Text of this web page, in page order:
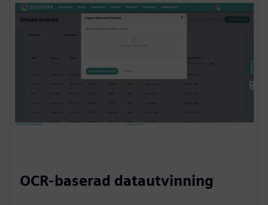
OCR-baserad datautvinning